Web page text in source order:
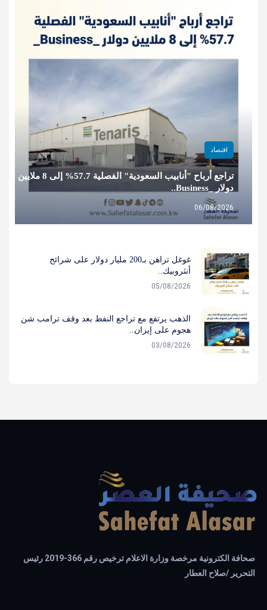
اقتصاد
تراجع أرباح "أنابيب السعودية" الفصلية 57.7% إلى 8 ملايين
دولار _Business..
06/08/2026
غوغل تراهن بـ200 مليار دولار على شرائح
أنثروبيك..
05/08/2026
الذهب يرتفع مع تراجع النفط بعد وقف ترامب شن
هجوم على إيران..
03/08/2026
صحافة الكترونية مرخصة وزارة الاعلام ترخيص رقم 366-2019 رئيس
التحرير /صلاح العطار